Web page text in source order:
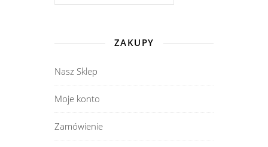
ZAKUPY
Nasz Sklep
Moje konto
Zamówienie